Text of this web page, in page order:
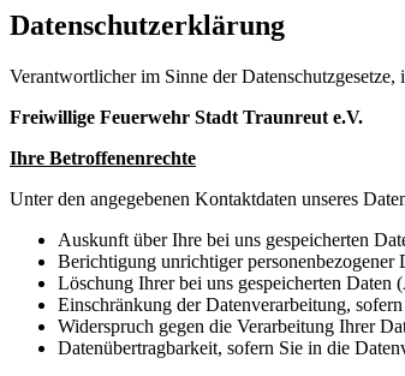
Datenschutzerklärung
Verantwortlicher im Sinne der
Freiwillige Feuerwehr Stadt Traunreut e.V.
Ihre Betroffenenrechte
Unter den angegebenen Kontaktdaten unseres
Auskunft über Ihre bei uns gespeicherten
Berichtigung unrichtiger
Löschung Ihrer bei uns gespeicherten
Einschränkung der Datenverarbeitung,
Widerspruch gegen die Verarbeitung Ihrer
Datenübertragbarkeit, sofern Sie in die